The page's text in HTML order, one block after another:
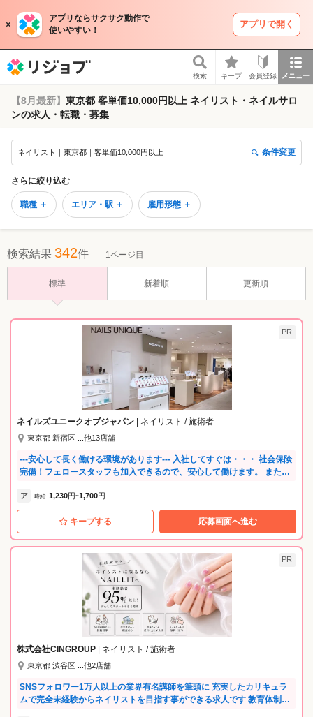
アプリならサクサク動作で
使いやすい！
アプリで開く
検索 キープ 会員登録 メニュー
【8月最新】 東京都 客単価10,000円以上 ネイリスト・ネイルサロ
ンの求人・転職・募集
ネイリスト｜東京都｜客単価10,000円以上 条件変更
さらに絞り込む
職種 ＋ エリア・駅 ＋ 雇用形態 ＋
検索結果 342件 1ページ目
標準 新着順 更新順
PR
ネイルズユニークオブジャパン | ネイリスト / 施術者
東京都 新宿区 ...他13店舗
---安心して長く働ける環境があります--- 入社してすぐは・・・ 社会保険
完備！フェロースタッフも加入できるので、安心して働けます。 また社
ビューまで先輩がしっかりと見守ります。 サロンデビュー後は・・・ あ
なたの頑張りが評価されるので、随時昇給・昇格があります。 チーフ、
店長を経て、ゆくゆくはエリアを統括するマイスタースタッフ（課長
職）にも。 更に、スクールの講師、映画コラボ等のデザインの考案、商
品の開発メンバーになることもあり、あなただけのキャリアプランを実
現してくださいね。 長く活躍できる環境を整えているので、産休育休取
得実績が多数あります。 たくさんの復職スタッフがママネイリストとし
年数回実施し、 全国スタッフが集まって会社の方向性を共有していま
あるので、 他のお店のタッフと交流の機会があります。 スクールを活用
し、仲良くなったスタッフと一緒に練習なんてことも。 1人で頑張るの
ではなく、地区で、会社全体であなたの成長をサポートします。 他に
も、JNA本部認定校である直営スクールでは、空いた時間を利用してス
タッフ同士の練習が可能。 サロンで苦手な技術、検定試験練習、コンテ
スト対策など…社内に多数在籍している認定講師と一緒に勉強しましょ
う！ ---ネイルズユニークのプライベートブランド--- ◎ネイルサロン発の
ア 時給 1,230円~1,700円
キープする 応募画面へ進む
PR
株式会社CINGROUP | ネイリスト / 施術者
東京都 渋谷区 ...他2店舗
SNSフォロワー1万人以上の業界有名講師を筆頭に 充実したカリキュラ
ムで完全未経験からネイリストを目指す事ができる求人です 教育体制に